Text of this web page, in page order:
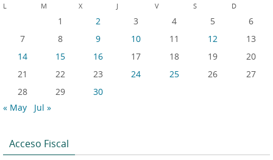
L M X J V S D
1 2 3 4 5
6
7
8 9 10 11 12
13
14
15 16 17 18 19
20
21
22 23 24 25 26
27
28
29
30
« May
Jul »
Acceso Fiscal